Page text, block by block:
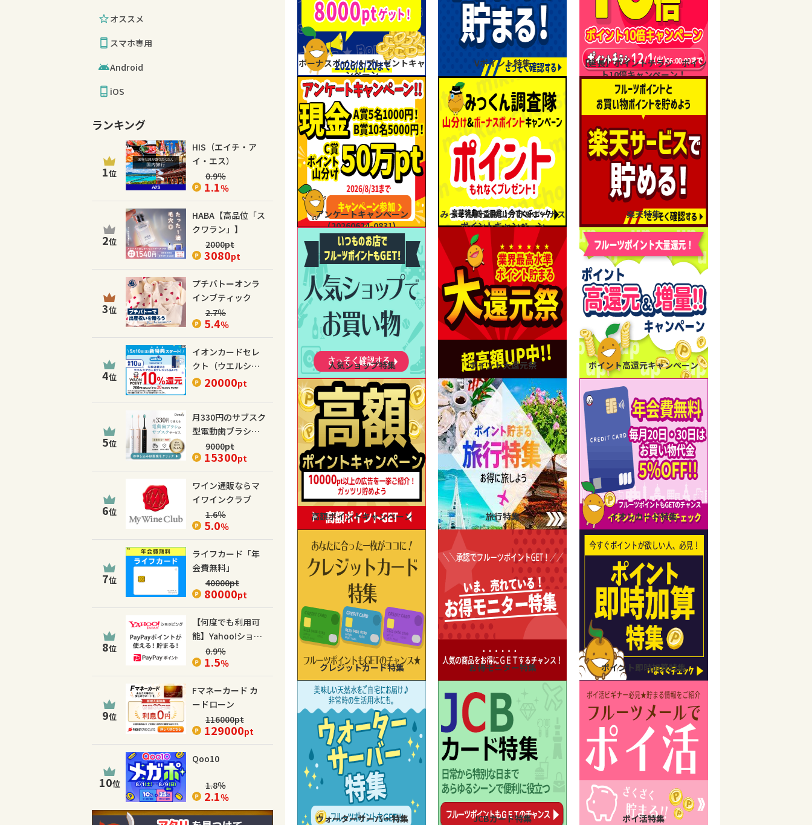
オススメ
スマホ専用
Android
iOS
ランキング
1位
HIS（エイチ・ア
イ・エス）
0.9％
1.1％
2位
HABA【高品位「ス
クワラン」】
2000pt
3080pt
3位
プチバトーオンラ
インブティック
2.7％
5.4％
4位
イオンカードセレ
クト（ウエルシア
カード）
20000pt
5位
月330円のサブスク
型電動歯ブラシ
【Dentaly】
9000pt
15300pt
6位
ワイン通販ならマ
イワインクラブ
1.6％
5.0％
7位
ライフカード「年
会費無料」
40000pt
80000pt
8位
【何度でも利用可
能】Yahoo!ショッ
ピング
0.9％
1.5％
9位
Fマネーカード カ
ードローン
116000pt
129000pt
10位
Qoo10
1.8％
2.1％
ボーナスポイントプレゼントキャ
ンペーン
Vポイント特集
【延長】ポイントチラシ ポイン
ト10倍キャンペーン！
アンケートキャンペーン
(20260624-0831)
みっくん調査隊山分け&ボーナス
ポイントキャンペーン
楽天特集
人気ショップ特集 ポイント大還元祭 ポイント高還元キャンペーン
高額ポイントキャンペーン 旅行特集 イオンカード特集
クレジットカード特集 お得モニター特集 ポイント即時加算特集
ウォーターサーバー特集 JCBカード特集 ポイ活特集